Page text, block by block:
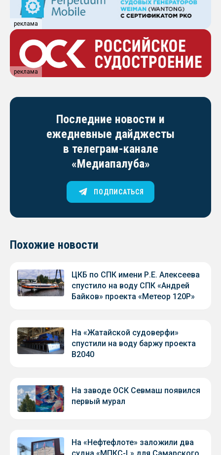
реклама
реклама
Последние новости и
ежедневные дайджесты
в телеграм-канале
«Медиапалуба»
ПОДПИСАТЬСЯ
Похожие новости
ЦКБ по СПК имени Р.Е. Алексеева
спустило на воду СПК «Андрей
Байков» проекта «Метеор 120Р»
На «Жатайской судоверфи»
спустили на воду баржу проекта
В2040
На заводе ОСК Севмаш появился
первый мурал
На «Нефтефлоте» заложили два
судна «МПКС-L» для Самарского